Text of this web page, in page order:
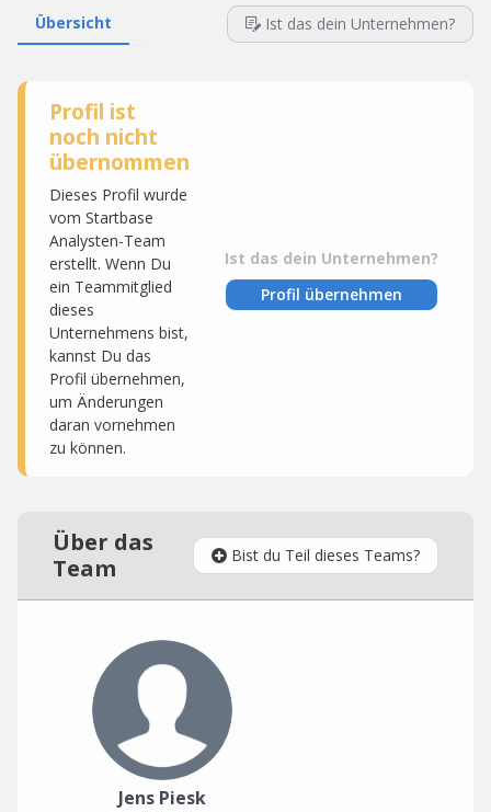
Übersicht Ist das dein Unternehmen?
Profil ist
noch nicht
übernommen
Dieses Profil wurde
vom Startbase
Analysten-Team
erstellt. Wenn Du
ein Teammitglied
dieses
Unternehmens bist,
kannst Du das
Profil übernehmen,
um Änderungen
daran vornehmen
zu können.
Ist das dein Unternehmen?
Profil übernehmen
Über das
Team
Bist du Teil dieses Teams?
Jens Piesk